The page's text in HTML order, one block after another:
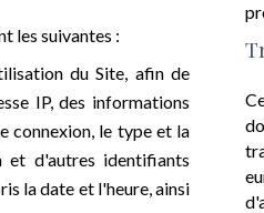
les suivantes :
du Site, afin de
IP, des informations
connexion, le type et la
et d'autres identifiants
la date et l'heure, ainsi